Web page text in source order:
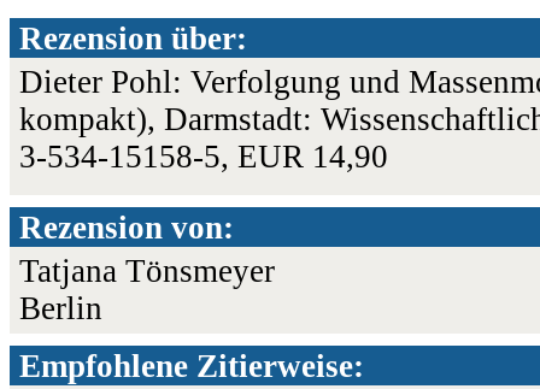
Rezension über:
Dieter Pohl: Verfolgung und
kompakt), Darmstadt:
3-534-15158-5, EUR 14,90
Rezension von:
Tatjana Tönsmeyer
Berlin
Empfohlene Zitierweise: